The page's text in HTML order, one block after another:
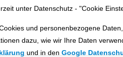
unter Datenschutz - "Cookie
und personenbezogene
dazu, wie wir Ihre Daten
und in den Google